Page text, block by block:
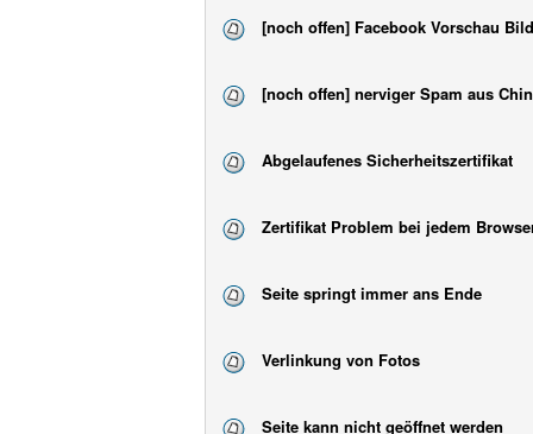
[noch offen] Facebook Vorschau
[noch offen] nerviger Spam aus
Abgelaufenes Sicherheitszertifikat
Zertifikat Problem bei jedem
Seite springt immer ans Ende
Verlinkung von Fotos
Seite kann nicht geöffnet werden